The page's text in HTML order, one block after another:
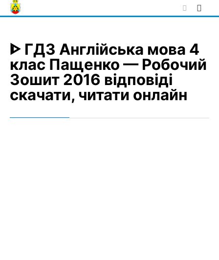
Skip
to
ᐈ ГДЗ Англійська мова 4
клас Пащенко — Робочий
Зошит 2016 відповіді
скачати, читати онлайн